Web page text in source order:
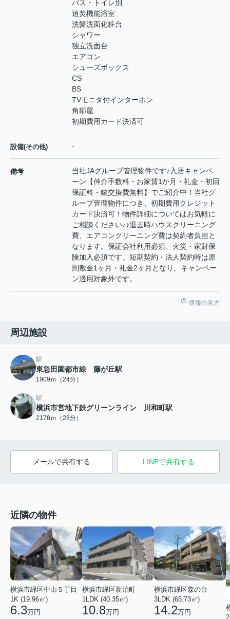
バス・トイレ別
追焚機能浴室
洗髪洗面化粧台
シャワー
独立洗面台
エアコン
シューズボックス
CS
BS
TVモニタ付インターホン
角部屋
初期費用カード決済可
設備(その他) -
備考
当社JAグループ管理物件です♪入居キャンペ
ーン【仲介手数料・お家賃1か月・礼金・初回
保証料・鍵交換費無料】でご紹介中！当社グ
ループ管理物件につき、初期費用クレジット
カード決済可！物件詳細についてはお気軽に
ご相談ください♪♪退去時ハウスクリーニング
費、エアコンクリーニング費は契約者負担と
なります。保証会社利用必須、火災・家財保
険加入必須です。短期契約・法人契約時は原
則敷金1ヶ月・礼金2ヶ月となり、キャンペー
ン適用対象外です。
情報の見方
周辺施設
駅
東急田園都市線 藤が丘駅
1909ｍ（24分）
駅
横浜市営地下鉄グリーンライン 川和町駅
2178ｍ（28分）
メールで共有する LINEで共有する
近隣の物件
横浜市緑区中山５丁目
1K (19.96㎡)
6.3万円
横浜市緑区新治町
1LDK (40.35㎡)
10.8万円
横浜市緑区森の台
3LDK (65.73㎡)
14.2万円